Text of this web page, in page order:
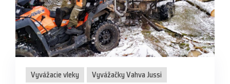
Vyvážacie vleky
Vyvážačky Vahva Jussi